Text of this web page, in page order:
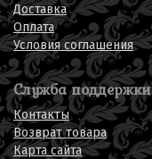
Доставка
Оплата
Условия соглашения
Служба поддержки
Контакты
Возврат товара
Карта сайта